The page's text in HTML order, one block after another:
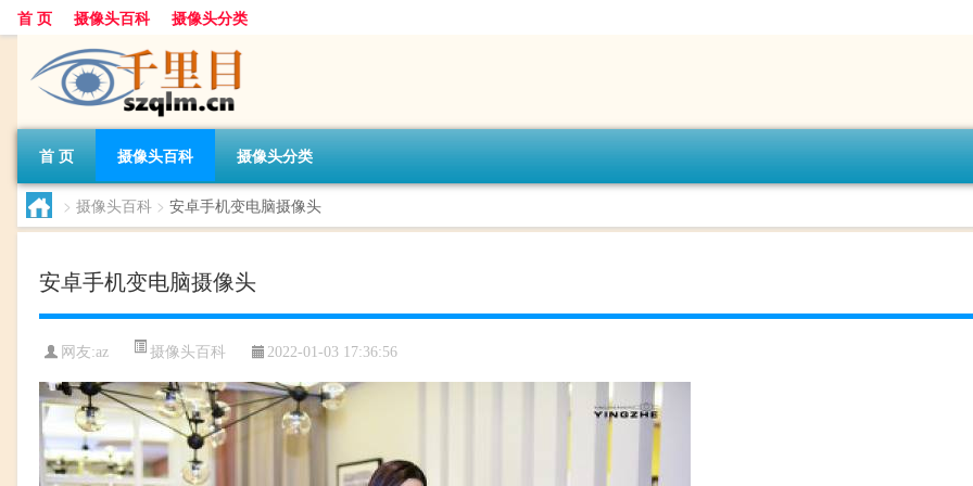
首 页 摄像头百科 摄像头分类
首 页 摄像头百科 摄像头分类
> 摄像头百科 > 安卓手机变电脑摄像头
安卓手机变电脑摄像头
网友:az 摄像头百科 2022-01-03 17:36:56